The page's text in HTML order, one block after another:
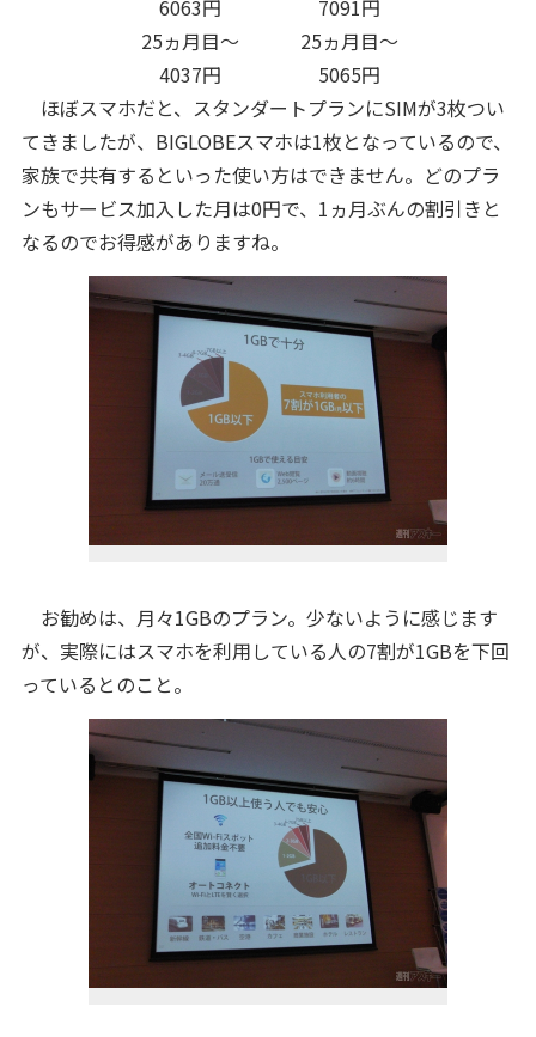
6063円
7091円
25ヵ月目～
4037円
25ヵ月目～
5065円
ほぼスマホだと、スタンダートプランにSIMが3枚つい
てきましたが、BIGLOBEスマホは1枚となっているので、
家族で共有するといった使い方はできません。どのプラ
ンもサービス加入した月は0円で、1ヵ月ぶんの割引きと
なるのでお得感がありますね。
お勧めは、月々1GBのプラン。少ないように感じます
が、実際にはスマホを利用している人の7割が1GBを下回
っているとのこと。